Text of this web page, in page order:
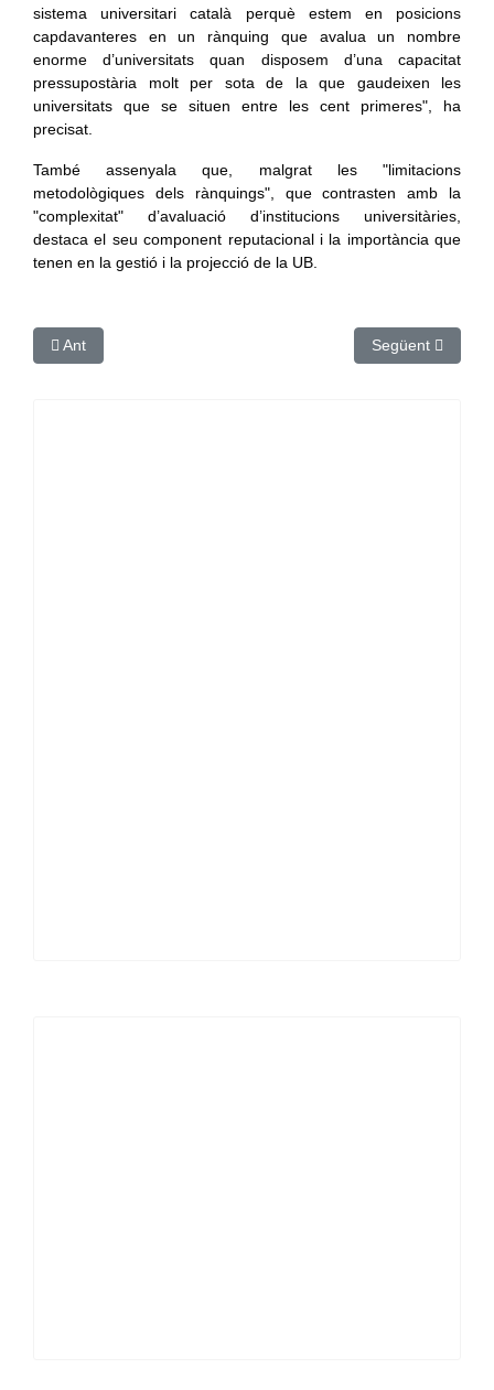
sistema universitari català perquè estem en posicions
capdavanteres en un rànquing que avalua un nombre
enorme d’universitats quan disposem d’una capacitat
pressupostària molt per sota de la que gaudeixen les
universitats que se situen entre les cent primeres", ha
precisat.
També assenyala que, malgrat les "limitacions
metodològiques dels rànquings", que contrasten amb la
"complexitat" d’avaluació d’institucions universitàries,
destaca el seu component reputacional i la importància que
tenen en la gestió i la projecció de la UB.
Article anterior: Barcelona ret homenatge a les víctimes del
Ant Article següent:
Següent